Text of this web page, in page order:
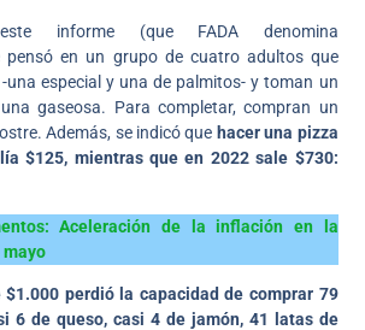
informe (que FADA denomina
pensó en un grupo de cuatro adultos que
una especial y una de palmitos- y toman un
gaseosa. Para completar, compran un
Además, se indicó que hacer una pizza
$125, mientras que en 2022 sale $730:
Aceleración de la inflación en la
mayo
perdió la capacidad de comprar 79
6 de queso, casi 4 de jamón, 41 latas de